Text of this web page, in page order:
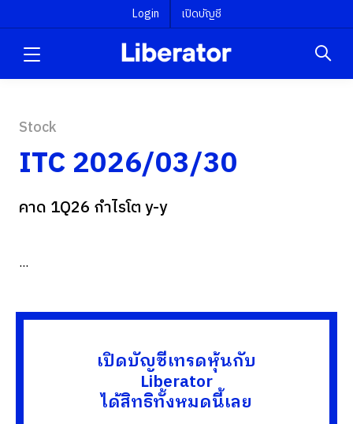
Login เปิดบัญชี
Stock
ITC 2026/03/30
คาด 1Q26 กำไรโต y-y
...
เปิดบัญชีเทรดหุ้นกับ
Liberator
ได้สิทธิทั้งหมดนี้เลย